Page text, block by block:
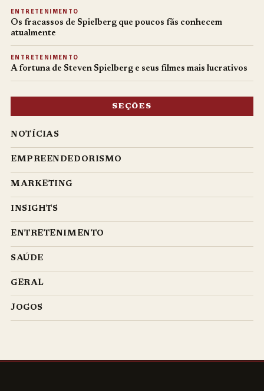
ENTRETENIMENTO
Os fracassos de Spielberg que poucos fãs conhecem
atualmente
ENTRETENIMENTO
A fortuna de Steven Spielberg e seus filmes mais lucrativos
SEÇÕES
NOTÍCIAS
EMPREENDEDORISMO
MARKETING
INSIGHTS
ENTRETENIMENTO
SAÚDE
GERAL
JOGOS